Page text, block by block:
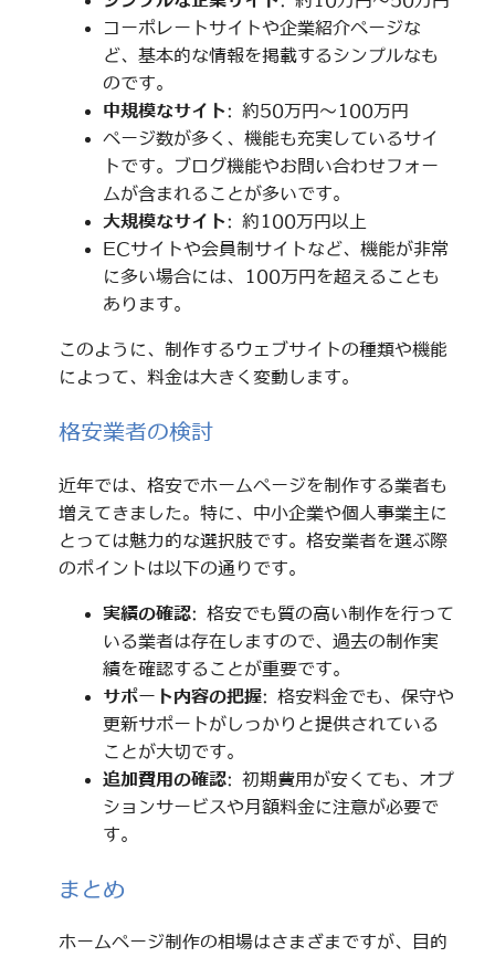
コーポレートサイトや企業紹介ページな
ど、基本的な情報を掲載するシンプルなも
のです。
中規模なサイト: 約50万円～100万円
ページ数が多く、機能も充実しているサイ
トです。ブログ機能やお問い合わせフォー
ムが含まれることが多いです。
大規模なサイト: 約100万円以上
ECサイトや会員制サイトなど、機能が非常
に多い場合には、100万円を超えることも
あります。
このように、制作するウェブサイトの種類や機能
によって、料金は大きく変動します。
格安業者の検討
近年では、格安でホームページを制作する業者も
増えてきました。特に、中小企業や個人事業主に
とっては魅力的な選択肢です。格安業者を選ぶ際
のポイントは以下の通りです。
実績の確認: 格安でも質の高い制作を行って
いる業者は存在しますので、過去の制作実
績を確認することが重要です。
サポート内容の把握: 格安料金でも、保守や
更新サポートがしっかりと提供されている
ことが大切です。
追加費用の確認: 初期費用が安くても、オプ
ションサービスや月額料金に注意が必要で
す。
まとめ
ホームページ制作の相場はさまざまですが、目的